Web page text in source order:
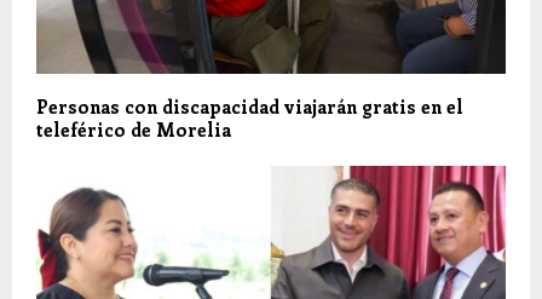
Personas con discapacidad viajarán gratis en el
teleférico de Morelia